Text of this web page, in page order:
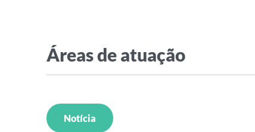
Áreas de atuação
Notícia